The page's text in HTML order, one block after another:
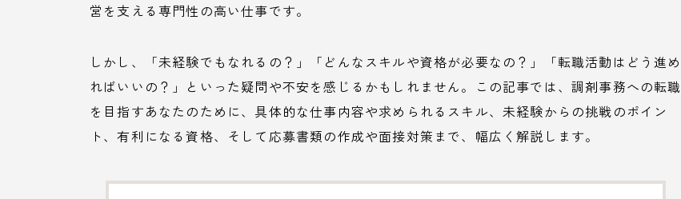
営を支える専門性の高い仕事です。
しかし、「未経験でもなれるの？」「どんなスキルや資格が必要なの？」「転職活動はどう進め
ればいいの？」といった疑問や不安を感じるかもしれません。この記事では、調剤事務への転職
を目指すあなたのために、具体的な仕事内容や求められるスキル、未経験からの挑戦のポイン
ト、有利になる資格、そして応募書類の作成や面接対策まで、幅広く解説します。